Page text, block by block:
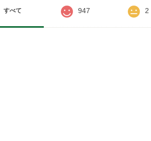
すべて 947 2